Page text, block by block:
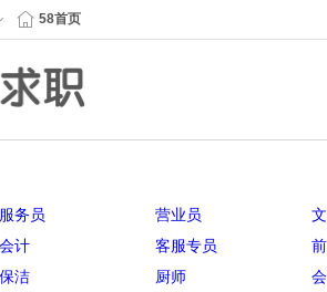
58首页
服务员 营业员
会计 客服专员
保洁 厨师